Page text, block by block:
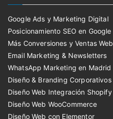
Google Ads y Marketing Digital
Posicionamiento SEO en Google
Más Conversiones y Ventas Web
Email Marketing & Newsletters
WhatsApp Marketing en Madrid
Diseño & Branding Corporativos
Diseño Web Integración Shopify
Diseño Web WooCommerce
Diseño Web con Elementor